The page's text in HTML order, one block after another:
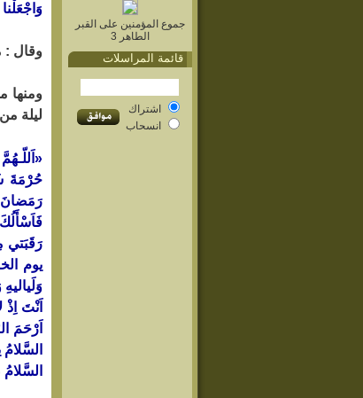
جموع المؤمنين على القبر
الطاهر 3
قائمة المراسلات
اشتراك
انسحاب
وقال :
ومنها
ليلة
حُرْمَةَ
رَمَضانَ
رَقَبَتي
يوم
اَنْتَ
اَرْحَمَ